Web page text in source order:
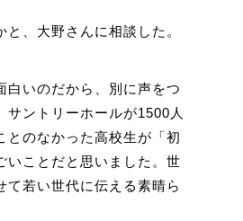
、大野さんに相談した。
白いのだから、別に声をつ
ントリーホールが1500人
とのなかった高校生が「初
いことだと思いました。世
若い世代に伝える素晴ら